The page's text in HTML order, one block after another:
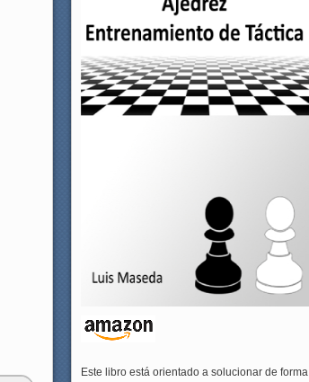
Este libro está orientado a solucionar de forma